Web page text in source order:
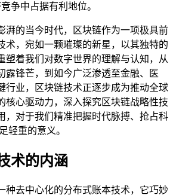
争中占据有利地位。
湃的当今时代，区块链作为一项极具前
术，宛如一颗璀璨的新星，以其独特的
塑着我们对数字世界的理解与认知，从
露锋芒，到如今广泛渗透至金融、医
行业，区块链技术正逐步成为推动全球
核心驱动力，深入探究区块链战略性技
，对于我们精准把握时代脉搏、抢占科
轻重的意义。
术的内涵
种去中心化的分布式账本技术，它巧妙